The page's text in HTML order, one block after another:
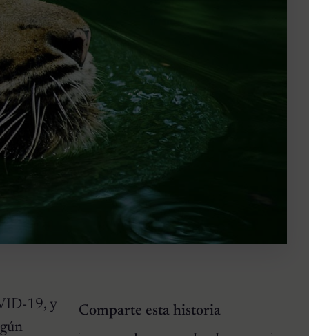
19, y
Comparte esta historia